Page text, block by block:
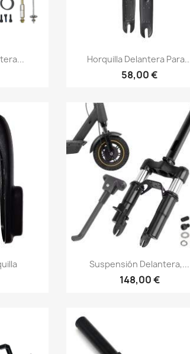
Vista rápida
Horquilla Delantera Para...
58,00 €
Vista rápida
Suspensión Delantera,...
148,00 €